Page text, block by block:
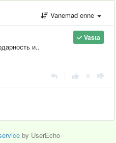
Vanemad enne
Vasta
и..
by UserEcho